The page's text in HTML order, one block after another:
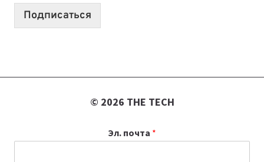
ПРОДУКТЫ
Подписаться
© 2026 THE TECH
Эл. почта *